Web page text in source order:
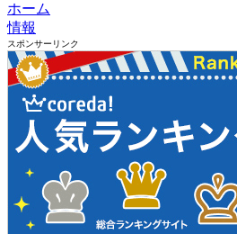
ホーム
情報
スポンサーリンク